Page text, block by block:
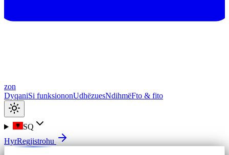
zon
DyqaniSi funksiononUdhëzuesNdihmëFto & fito
SQ
HyrRegjistrohu